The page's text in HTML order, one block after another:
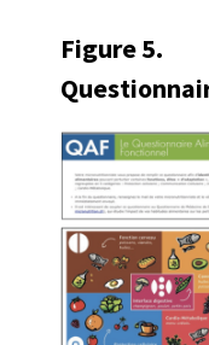
Figure 5.